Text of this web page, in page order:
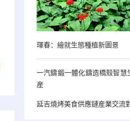
琿春：繪就生態種植新圖景
一汽鑄鍛一體化鑄造橋殼智慧
産
延吉燒烤美食供應鏈産業交流